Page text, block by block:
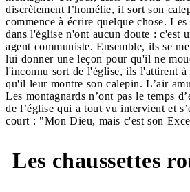
discrètement l’homélie, il sort son
commence à écrire quelque chose. Les
dans l'église n'ont aucun doute : c'est
agent communiste. Ensemble, ils se
lui donner une leçon pour qu'il ne
l'inconnu sort de l'église, ils l'attirent à
qu'il leur montre son calepin. L’air
Les montagnards n’ont pas le temps
de l’église qui a tout vu intervient et
court : "Mon Dieu, mais c'est son
Les chaussettes